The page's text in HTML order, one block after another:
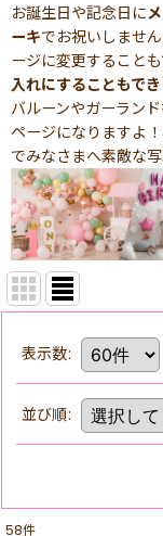
お誕生日や記念日に
ーキでお祝いしませ
ージに変更することも
入れにすることもでき
バルーンやガーラン
ページになりますよ
でみなさまへ素敵な
表示数:
並び順:
58件